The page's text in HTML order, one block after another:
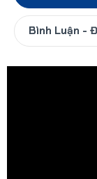
Bình Luận -